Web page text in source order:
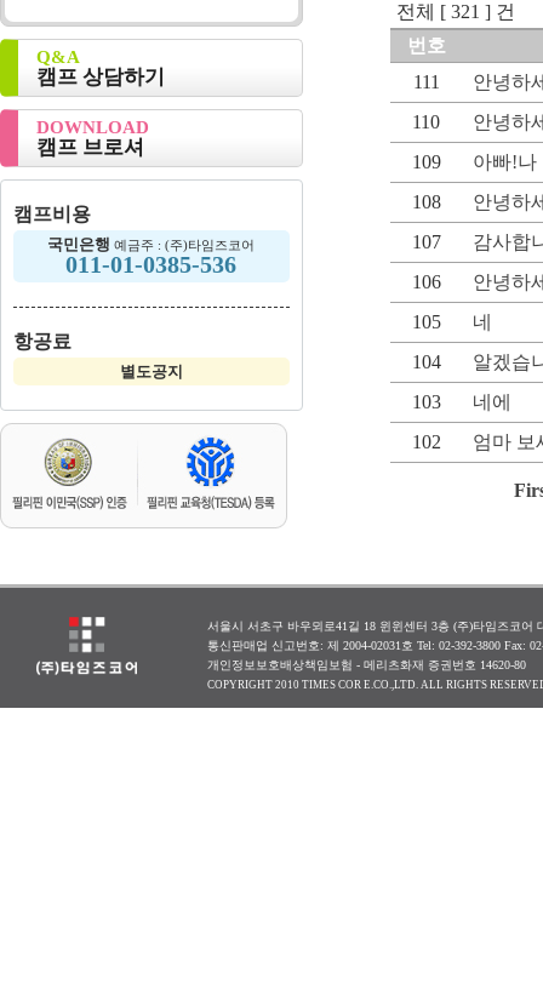
Q&A
캠프 상담하기
DOWNLOAD
캠프 브로셔
캠프비용
국민은행 예금주 : (주)타임즈코어
011-01-0385-536
항공료
별도공지
전체 [ 321 ] 건
번호
111
안녕하
110
안녕하
109
아빠!나
108
안녕하
107
감사합
106
안녕하
105
네
104
알겠습
103
네에
102
엄마 보
서울시 서초구 바우뫼로41길 18 윈윈센터 3층 (주)타임즈코어
통신판매업 신고번호: 제 2004-02031호 Tel: 02-392-3800 Fax:
개인정보보호배상책임보험 - 메리츠화재 증권번호 14620-80
COPYRIGHT 2010 TIMES COR E.CO.,LTD. ALL RIGHTS